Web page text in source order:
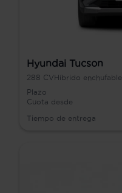
Hyundai Tucson
288 CV Híbrido enchufable
Plazo
Cuota desde
Tiempo de entrega